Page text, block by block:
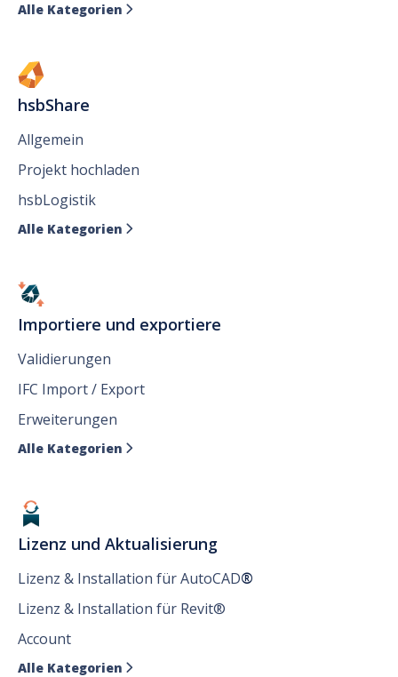
Alle Kategorien 
hsbShare
Allgemein
Projekt hochladen
hsbLogistik
Alle Kategorien 
Importiere und exportiere
Validierungen
IFC Import / Export
Erweiterungen
Alle Kategorien 
Lizenz und Aktualisierung
Lizenz & Installation für AutoCAD®
Lizenz & Installation für Revit®
Account
Alle Kategorien 